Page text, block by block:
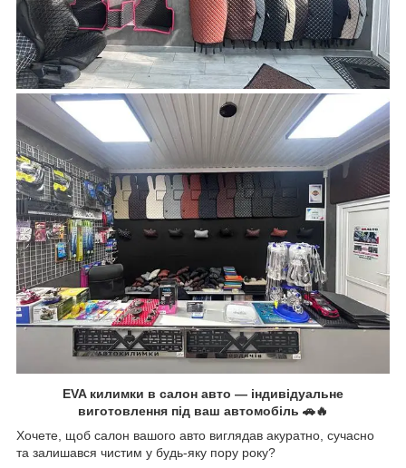
EVA килимки в салон авто — індивідуальне
виготовлення під ваш автомобіль 🚗🔥
Хочете, щоб салон вашого авто виглядав акуратно, сучасно
та залишався чистим у будь-яку пору року?